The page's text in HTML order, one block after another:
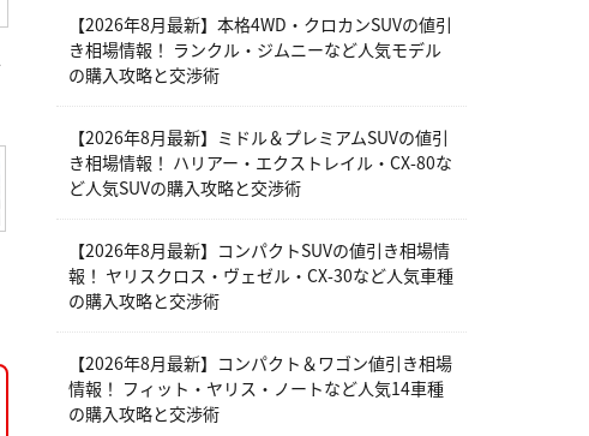
【2026年8月最新】本格4WD・クロカンSUVの値引
き相場情報！ ランクル・ジムニーなど人気モデル
の購入攻略と交渉術
【2026年8月最新】ミドル＆プレミアムSUVの値引
き相場情報！ ハリアー・エクストレイル・CX-80な
ど人気SUVの購入攻略と交渉術
【2026年8月最新】コンパクトSUVの値引き相場情
報！ ヤリスクロス・ヴェゼル・CX-30など人気車種
の購入攻略と交渉術
【2026年8月最新】コンパクト＆ワゴン値引き相場
情報！ フィット・ヤリス・ノートなど人気14車種
の購入攻略と交渉術